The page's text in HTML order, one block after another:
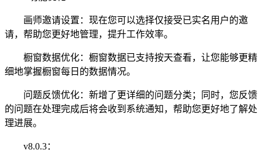
画师邀请设置：现在您可以选择仅接受已实名用户的邀
请，帮助您更好地管理，提升工作效率。
橱窗数据优化：橱窗数据已支持按天查看，让您能够更精
细地掌握橱窗每日的数据情况。
问题反馈优化：新增了更详细的问题分类；同时，您反馈
的问题在处理完成后将会收到系统通知，帮助您更好地了解处
理进展。
v8.0.3：